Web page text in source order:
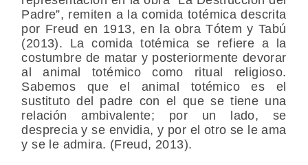
Padre”, remiten a la comida totémica descrita
por Freud en 1913, en la obra Tótem y Tabú
(2013). La comida totémica se refiere a la
costumbre de matar y posteriormente devorar
al animal totémico como ritual religioso.
Sabemos que el animal totémico es el
sustituto del padre con el que se tiene una
relación ambivalente; por un lado, se
desprecia y se envidia, y por el otro se le ama
y se le admira. (Freud, 2013).